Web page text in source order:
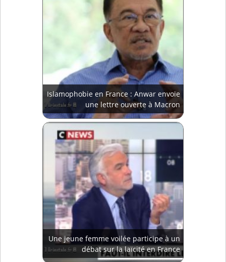
Islamophobie en France : Anwar envoie
une lettre ouverte à Macron
Une jeune femme voilée participe à un
débat sur la laïcité en France